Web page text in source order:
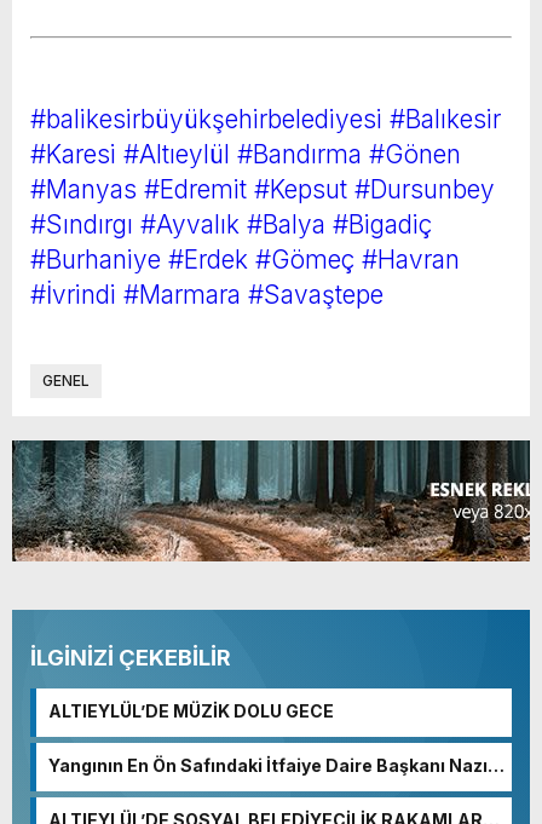
#balikesirbüyükşehirbelediyesi #Balıkesir
#Karesi #Altıeylül #Bandırma #Gönen
#Manyas #Edremit #Kepsut #Dursunbey
#Sındırgı #Ayvalık #Balya #Bigadiç
#Burhaniye #Erdek #Gömeç #Havran
#İvrindi #Marmara #Savaştepe
GENEL
İLGİNİZİ ÇEKEBİLİR
ALTIEYLÜL’DE MÜZİK DOLU GECE
Yangının En Ön Safındaki İtfaiye Daire Başkanı Nazım
ALTIEYLÜL’DE SOSYAL BELEDİYECİLİK RAKAMLARA